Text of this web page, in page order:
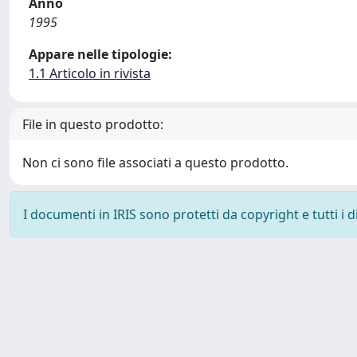
1995
Appare nelle tipologie:
1.1 Articolo in rivista
File in questo prodotto:
Non ci sono file associati a questo prodotto.
I documenti in IRIS sono protetti da copyright e tutti i